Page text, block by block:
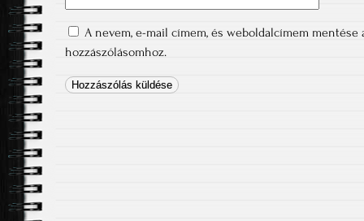
A nevem, e-mail címem, és weboldalcímem mentése
hozzászólásomhoz.